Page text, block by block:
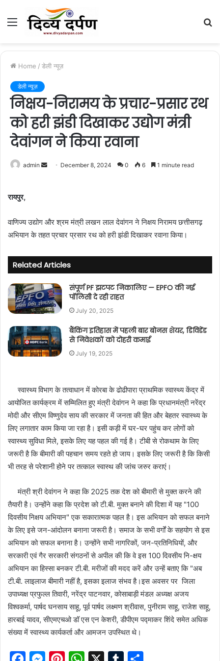
Menu
Home / डेली न्यूज़
डेली न्यूज़
निक्षय-निरामय के प्रचार-प्रसार रथ
को हरी झंडी दिखाकर उद्योग मंत्री
देवांगन ने किया रवाना
admin
n
e
l
December 8, 2024 0 6 1 minute read
रायपुर,
वाणिज्य उद्योग और श्रम मंत्री लखन लाल देवांगन ने निक्षय निरामय छत्तीसगढ़
अभियान के तहत प्रचार प्रसार रथ को हरी झंडी दिखाकर रवाना किया।
Related Articles
संपूर्ण PF झटपट निकालिए — EPFO की नई
पॉलिसी दे रही राहत
July 20, 2025
बैंकिंग इतिहास में पहली बार बोनस शेयर, डिविडेंड
से निवेशकों को दोहरी कमाई
July 19, 2025
स्वास्थ्य विभाग के तत्वाधान में कोरबा के ढोढीपारा प्राथमिक स्वास्थ्य केंद्र में
आयोजित कार्यक्रम में सम्मिलित हुए मंत्री देवांगन ने कहा कि प्रधानमंत्री नरेंद्र
मोदी और सीएम विष्णुदेव साय की सरकार में जनता की हित और बेहतर स्वास्थ्य के
लिए लगातार काम किया जा रहा है। इसी कड़ी में घर-घर पहुंच कर लोगों को
स्वास्थ्य सुविधा मिले, इसके लिए यह पहल की गई है। टीबी से रोकथाम के लिए
जरूरी है कि बीमारी की पहचान समय रहते हो जाय। इसके लिए जरूरी है कि किसी
भी तरह से परेशानी होने पर तत्काल स्वास्थ की जांच जरुर कराएं।
मंत्री श्री देवांगन ने कहा कि 2025 तक देश को बीमारी से मुक्त करने की
तैयारी है। उन्होंने कहा कि प्रदेश को टी.बी. मुक्त बनाने की दिशा में यह "100
दिवसीय निक्षय अभियान" एक सकारात्मक पहल है। इस अभियान को सफल बनाने
के लिए इसे जन-आंदोलन बनाना जरूरी है। समाज के सभी वर्गों के सहयोग से इस
अभियान को सफल बनाना है। उन्होंने सभी नागरिकों, जन-प्रतिनिधियों, और
सरकारी एवं गैर सरकारी संगठनों से अपील की कि वे इस 100 दिवसीय नि-क्षय
अभियान का हिस्सा बनकर टी.बी. मरीजों की मदद करें और उन्हें बताए कि "अब
टी.बी. लाइलाज बीमारी नहीं है, इसका इलाज संभव है।इस अवसर पर जिला
उपाध्यक्ष प्रफुल्ल तिवारी, नरेंद्र पाटनवार, कोसाबाड़ी मंडल अध्यक्ष अजय
विश्वकर्मा, पार्षद घनसाय साहू, पूर्व पार्षद लक्ष्मण श्रीवास, पुनीराम साहू, राजेश साहू,
हारबाई यादव, सीएमएचओ डॉ एस एन केशरी, डीपीएम पद्माकर शिंदे समेत अधिक
संख्या में स्वास्थ्य कार्यकर्ता और आमजन उपस्थित थे।